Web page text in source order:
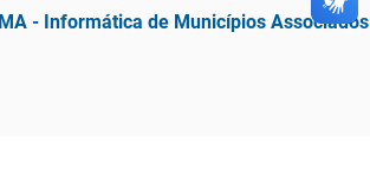
- Informática de Municípios Associados